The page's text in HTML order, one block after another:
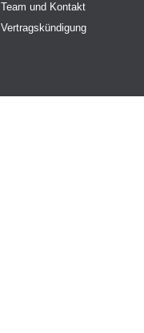
Team und Kontakt
Vertragskündigung